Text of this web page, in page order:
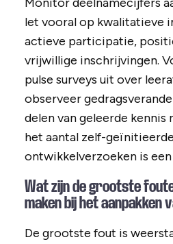
let vooral op kwalitatieve
actieve participatie,
vrijwillige inschrijvingen.
pulse surveys uit over
observeer
delen van geleerde kennis
het aantal zelf-geïnitieerde
ontwikkelverzoeken is
Wat zijn de grootste
maken bij het aanpakken
De grootste fout is